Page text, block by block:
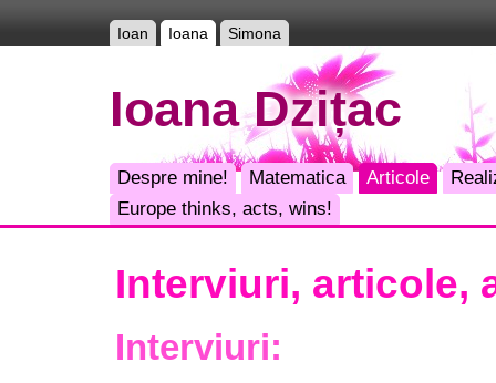
Ioan Ioana Simona
Ioana Dzițac
Despre mine! Matematica Articole
Europe thinks, acts, wins!
Interviuri, articole,
Interviuri: